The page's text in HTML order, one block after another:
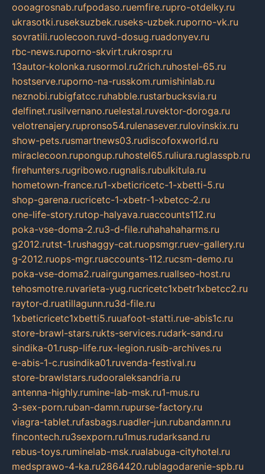
oooagrosnab.rufpodaso.ruemfire.rupro-otdelky.ru
ukrasotki.ruseksuzbek.ruseks-uzbek.ruporno-vk.ru
sovratili.ruolecoon.ruvd-dosug.ruadonyev.ru
rbc-news.ruporno-skvirt.rukrospr.ru
13autor-kolonka.rusormol.ru2rich.ruhostel-65.ru
hostserve.ruporno-na-russkom.rumishinlab.ru
neznobi.rubigfatcc.ruhabble.rustarbucksvia.ru
delfinet.rusilvernano.ruelestal.ruvektor-doroga.ru
velotrenajery.rupronso54.rulenasever.rulovinskix.ru
show-pets.rusmartnews03.rudiscofoxworld.ru
miraclecoon.rupongup.ruhostel65.ruliura.ruglasspb.ru
firehunters.rugribowo.rugnalis.rubulkitula.ru
hometown-france.ru1-xbeticricetc-1-xbetti-5.ru
shop-garena.rucricetc-1-xbetr-1-xbetcc-2.ru
one-life-story.rutop-halyava.ruaccounts112.ru
poka-vse-doma-2.ru3-d-file.ruhahahaharms.ru
g2012.rutst-1.rushaggy-cat.ruopsmgr.ruev-gallery.ru
g-2012.ruops-mgr.ruaccounts-112.rucsm-demo.ru
poka-vse-doma2.ruairgungames.ruallseo-host.ru
tehosmotre.ruvarieta-yug.rucricetc1xbetr1xbetcc2.ru
raytor-d.ruatillagunn.ru3d-file.ru
1xbeticricetc1xbetti5.ruuafoot-statti.rue-abis1c.ru
store-brawl-stars.rukts-services.rudark-sand.ru
sindika-01.rusp-life.rux-legion.rusib-archives.ru
e-abis-1-c.rusindika01.ruvenda-festival.ru
store-brawlstars.rudooraleksandria.ru
antenna-highly.rumine-lab-msk.ru1-mus.ru
3-sex-porn.ruban-damn.rupurse-factory.ru
viagra-tablet.rufasbags.ruadler-jun.rubandamn.ru
fincontech.ru3sexporn.ru1mus.rudarksand.ru
rebus-toys.ruminelab-msk.rualabuga-cityhotel.ru
medsprawo-4-ka.ru2864420.rublagodarenie-spb.ru